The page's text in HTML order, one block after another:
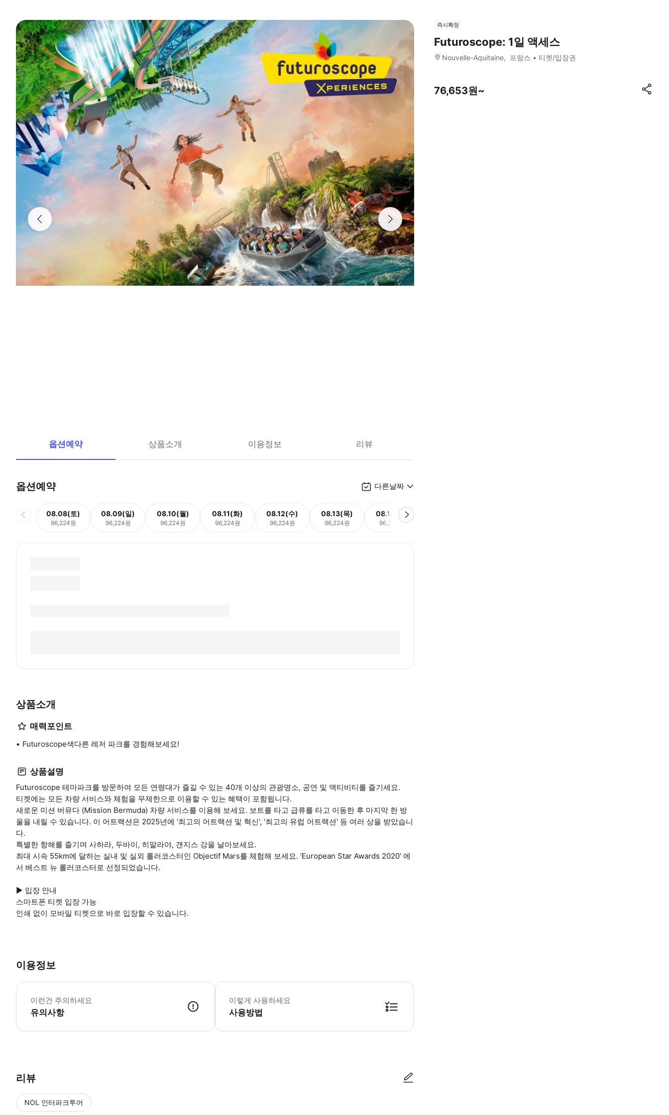
옵션예약 상품소개 이용정보 리뷰
옵션예약 다른날짜
08.08(토)
96,224원
08.09(일)
96,224원
08.10(월)
96,224원
08.11(화)
96,224원
08.12(수)
96,224원
08.13(목)
96,224원
08.14(금)
96,224원
상품소개
매력포인트
Futuroscope색다른 레저 파크를 경험해보세요!
상품설명
Futuroscope 테마파크를 방문하여 모든 연령대가 즐길 수 있는 40개 이상의 관광명소, 공연 및 액티비티를 즐기세요.
티켓에는 모든 차량 서비스와 체험을 무제한으로 이용할 수 있는 혜택이 포함됩니다.
새로운 미션 버뮤다 (Mission Bermuda) 차량 서비스를 이용해 보세요. 보트를 타고 급류를 타고 이동한 후 마지막 한 방
울을 내릴 수 있습니다. 이 어트랙션은 2025년에 '최고의 어트랙션 및 혁신', '최고의 유럽 어트랙션' 등 여러 상을 받았습니
다.
특별한 항해를 즐기며 사하라, 두바이, 히말라야, 갠지스 강을 날아보세요.
최대 시속 55km에 달하는 실내 및 실외 롤러코스터인 Objectif Mars를 체험해 보세요. 'European Star Awards 2020' 에
서 베스트 뉴 롤러코스터로 선정되었습니다.
▶ 입장 안내
스마트폰 티켓 입장 가능
인쇄 없이 모바일 티켓으로 바로 입장할 수 있습니다.
이용정보
이런건 주의하세요
유의사항
▶ 꼭 알아두세요 * 어린이/청소년 티켓: 유효한 신분증을 제시하지 않으면 추가 요금이 부과됩니다. * 티켓은 바우처에 표시된 선택한 날짜에만 유효합
이렇게 사용하세요
사용방법
리뷰
NOL 인터파크투어
즉시확정
Futuroscope: 1일 액세스
Nouvelle-Aquitaine 프랑스 티켓/입장권
76,653원~